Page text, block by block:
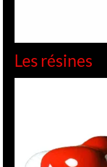
Les résines